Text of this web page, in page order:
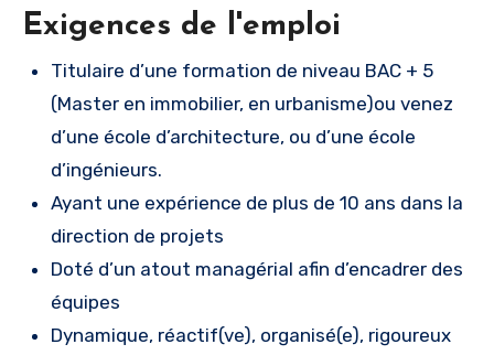
Exigences de l'emploi
Titulaire d’une formation de niveau BAC + 5
(Master en immobilier, en urbanisme)ou venez
d’une école d’architecture, ou d’une école
d’ingénieurs.
Ayant une expérience de plus de 10 ans dans la
direction de projets
Doté d’un atout managérial afin d’encadrer des
équipes
Dynamique, réactif(ve), organisé(e), rigoureux